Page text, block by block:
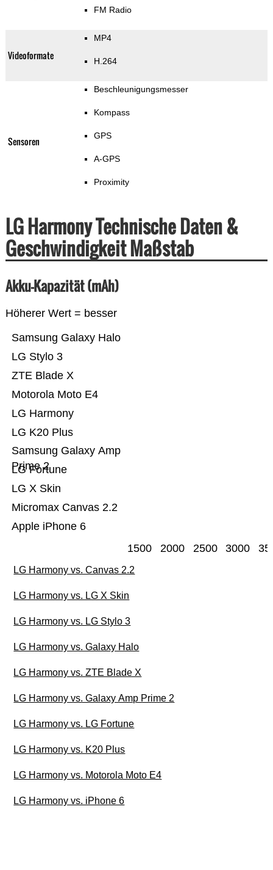
FM Radio
Videoformate
MP4
H.264
Sensoren
Beschleunigungsmesser
Kompass
GPS
A-GPS
Proximity
LG Harmony Technische Daten &
Geschwindigkeit Maßstab
Akku-Kapazität (mAh)
Höherer Wert = besser
Apple iPhone 6
Micromax Canvas 2.2
LG X Skin
LG Fortune
Samsung Galaxy Amp
Prime 2
LG K20 Plus
LG Harmony
Motorola Moto E4
ZTE Blade X
LG Stylo 3
Samsung Galaxy Halo
1500 2000 2500 3000
LG Harmony vs. Canvas 2.2
LG Harmony vs. LG X Skin
LG Harmony vs. LG Stylo 3
LG Harmony vs. Galaxy Halo
LG Harmony vs. ZTE Blade X
LG Harmony vs. Galaxy Amp Prime 2
LG Harmony vs. LG Fortune
LG Harmony vs. K20 Plus
LG Harmony vs. Motorola Moto E4
LG Harmony vs. iPhone 6